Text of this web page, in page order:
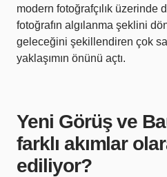
modern fotoğrafçılık üzerinde
fotoğrafın algılanma şeklini
geleceğini şekillendiren çok
yaklaşımın önünü açtı.
Yeni Görüş ve
farklı akımlar
ediliyor?